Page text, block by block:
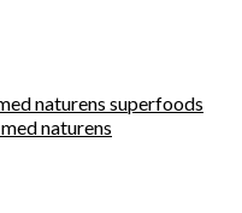
naturens superfoods
naturens